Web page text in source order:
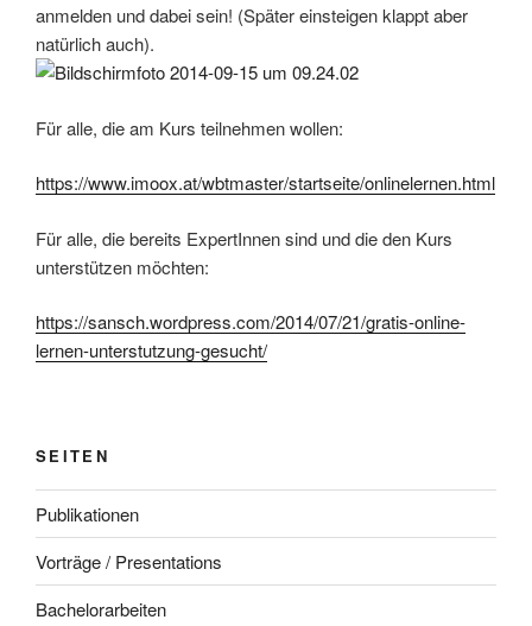
anmelden und dabei sein! (Später einsteigen klappt aber
natürlich auch).
Für alle, die am Kurs teilnehmen wollen:
https://www.imoox.at/wbtmaster/startseite/onlinelernen.html
Für alle, die bereits ExpertInnen sind und die den Kurs
unterstützen möchten:
https://sansch.wordpress.com/2014/07/21/gratis-online-
lernen-unterstutzung-gesucht/
SEITEN
Publikationen
Vorträge / Presentations
Bachelorarbeiten